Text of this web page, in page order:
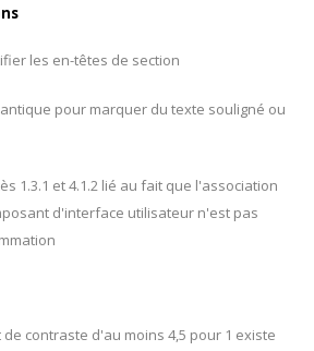
les en-têtes de section
pour marquer du texte souligné ou
1.3.1 et 4.1.2 lié au fait que l'association
d'interface utilisateur n'est pas
contraste d'au moins 4,5 pour 1 existe